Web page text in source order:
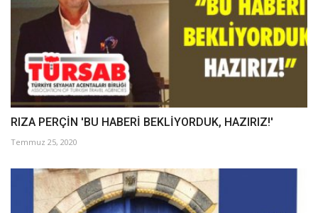
RIZA PERÇİN 'BU HABERİ BEKLİYORDUK, HAZIRIZ!'
Temmuz 25, 2020